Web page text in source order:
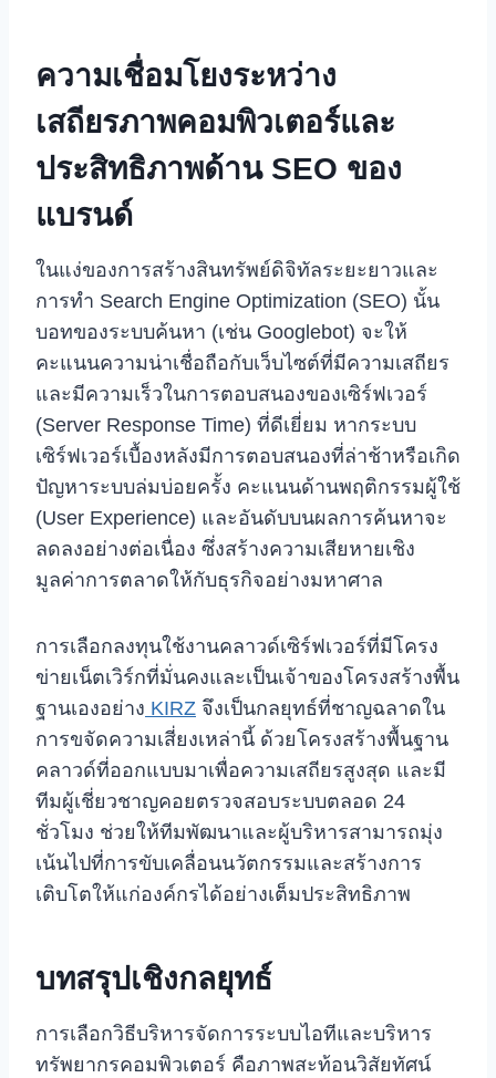
ความเชื่อมโยงระหว่าง
เสถียรภาพคอมพิวเตอร์และ
ประสิทธิภาพด้าน SEO ของ
แบรนด์
ในแง่ของการสร้างสินทรัพย์ดิจิทัลระยะยาวและ
การทำ Search Engine Optimization (SEO) นั้น
บอทของระบบค้นหา (เช่น Googlebot) จะให้
คะแนนความน่าเชื่อถือกับเว็บไซต์ที่มีความเสถียร
และมีความเร็วในการตอบสนองของเซิร์ฟเวอร์
(Server Response Time) ที่ดีเยี่ยม หากระบบ
เซิร์ฟเวอร์เบื้องหลังมีการตอบสนองที่ล่าช้าหรือเกิด
ปัญหาระบบล่มบ่อยครั้ง คะแนนด้านพฤติกรรมผู้ใช้
(User Experience) และอันดับบนผลการค้นหาจะ
ลดลงอย่างต่อเนื่อง ซึ่งสร้างความเสียหายเชิง
มูลค่าการตลาดให้กับธุรกิจอย่างมหาศาล
การเลือกลงทุนใช้งานคลาวด์เซิร์ฟเวอร์ที่มีโครง
ข่ายเน็ตเวิร์กที่มั่นคงและเป็นเจ้าของโครงสร้างพื้น
ฐานเองอย่าง KIRZ จึงเป็นกลยุทธ์ที่ชาญฉลาดใน
การขจัดความเสี่ยงเหล่านี้ ด้วยโครงสร้างพื้นฐาน
คลาวด์ที่ออกแบบมาเพื่อความเสถียรสูงสุด และมี
ทีมผู้เชี่ยวชาญคอยตรวจสอบระบบตลอด 24
ชั่วโมง ช่วยให้ทีมพัฒนาและผู้บริหารสามารถมุ่ง
เน้นไปที่การขับเคลื่อนนวัตกรรมและสร้างการ
เติบโตให้แก่องค์กรได้อย่างเต็มประสิทธิภาพ
บทสรุปเชิงกลยุทธ์
การเลือกวิธีบริหารจัดการระบบไอทีและบริหาร
ทรัพยากรคอมพิวเตอร์ คือภาพสะท้อนวิสัยทัศน์